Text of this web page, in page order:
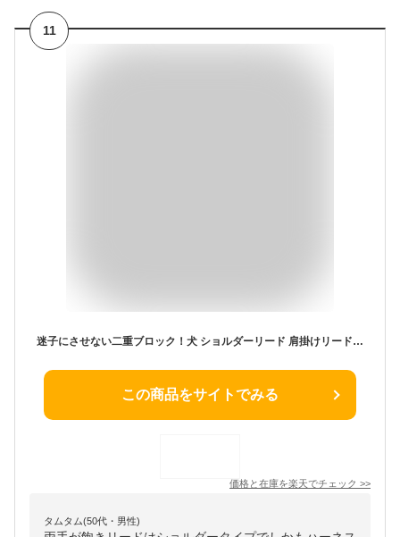
11
迷子にさせない二重ブロック！犬 ショルダーリード 肩掛けリード ハンズフリー 両手が自由 肩パッド付き 優れた耐久性 多頭 迷子防止 小型犬 中型犬 大型犬 日本製 すず工房 SUZUKOUBOUカラフル・ベーシック ショルダーリードセット【ダブルタイプ・持ち手あり】
この商品をサイトでみる
価格と在庫を楽天でチェック >>
タムタム(50代・男性)